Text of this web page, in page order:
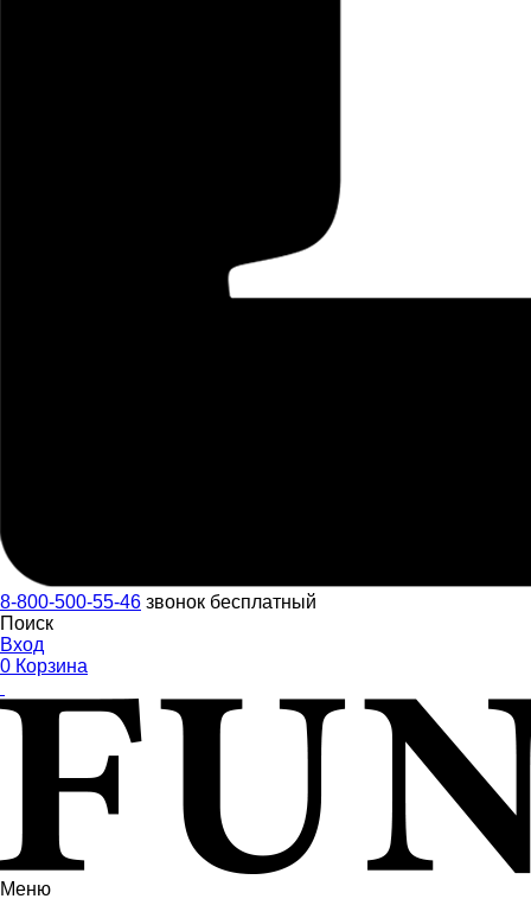
8-800-500-55-46 звонок бесплатный
Поиск
Вход
0 Корзина
Меню